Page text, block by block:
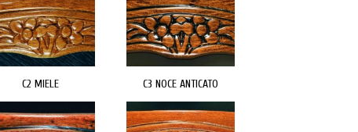
C2 MIELE C3 NOCE ANTICATO